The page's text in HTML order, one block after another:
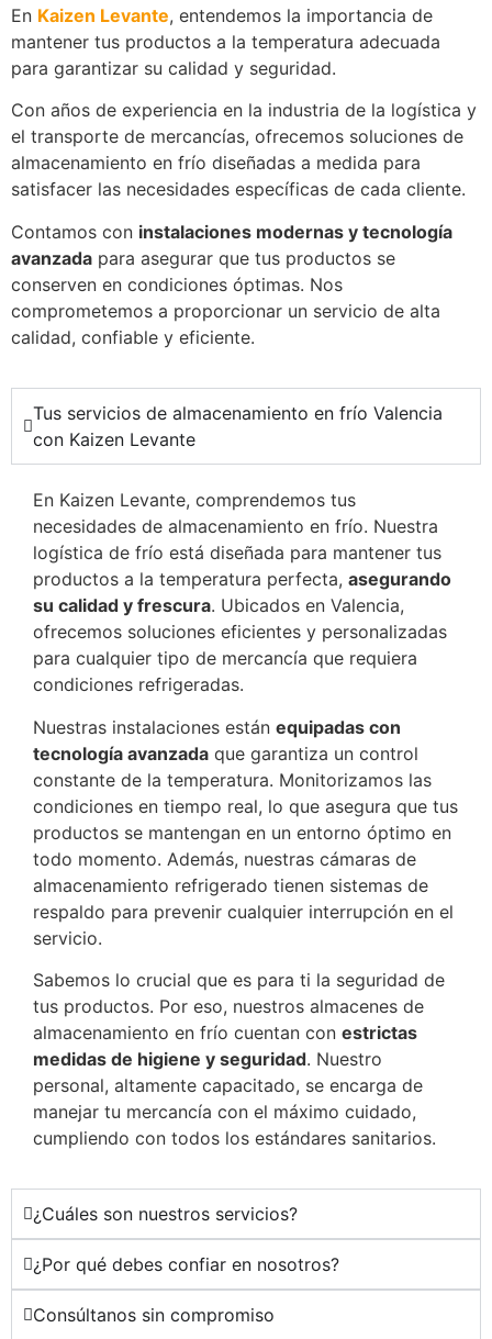
En Kaizen Levante, entendemos la importancia de
mantener tus productos a la temperatura adecuada
para garantizar su calidad y seguridad.
Con años de experiencia en la industria de la logística y
el transporte de mercancías, ofrecemos soluciones de
almacenamiento en frío diseñadas a medida para
satisfacer las necesidades específicas de cada cliente.
Contamos con instalaciones modernas y tecnología
avanzada para asegurar que tus productos se
conserven en condiciones óptimas. Nos
comprometemos a proporcionar un servicio de alta
calidad, confiable y eficiente.
Tus servicios de almacenamiento en frío Valencia
con Kaizen Levante
En Kaizen Levante, comprendemos tus
necesidades de almacenamiento en frío. Nuestra
logística de frío está diseñada para mantener tus
productos a la temperatura perfecta, asegurando
su calidad y frescura. Ubicados en Valencia,
ofrecemos soluciones eficientes y personalizadas
para cualquier tipo de mercancía que requiera
condiciones refrigeradas.
Nuestras instalaciones están equipadas con
tecnología avanzada que garantiza un control
constante de la temperatura. Monitorizamos las
condiciones en tiempo real, lo que asegura que tus
productos se mantengan en un entorno óptimo en
todo momento. Además, nuestras cámaras de
almacenamiento refrigerado tienen sistemas de
respaldo para prevenir cualquier interrupción en el
servicio.
Sabemos lo crucial que es para ti la seguridad de
tus productos. Por eso, nuestros almacenes de
almacenamiento en frío cuentan con estrictas
medidas de higiene y seguridad. Nuestro
personal, altamente capacitado, se encarga de
manejar tu mercancía con el máximo cuidado,
cumpliendo con todos los estándares sanitarios.
¿Cuáles son nuestros servicios?
¿Por qué debes confiar en nosotros?
Consúltanos sin compromiso